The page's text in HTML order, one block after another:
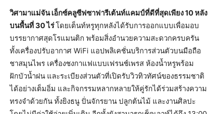
วิศามาแม่จัน เอ็กซ์คลูซีฟซาฟารีเต้นท์แคมป์ที่ดีที่สุดเพียง 10 หลัง
บนพื้นที่ 30 ไร่โดยเต็นท์หรูทุกหลังได้รับการออกแบบเพื่อมอบ
บรรยากาศสุดโรแมนติก พร้อมสิ่งอำนวยความสะดวกครบครัน
ทั้งเครื่องปรับอากาศ WiFi แอปพลิเคชั่นบริการส่วนตัวบนมือถือ
ชาสมุนไพร เครื่องชงกาแฟแบบเฟรนช์เพรส ห้องน้ำหรูพร้อม
ฝักบัวน้ำฝน และระเบียงส่วนตัวที่เปิดรับวิวทิวทัศน์ของธรรมชาติ
ได้อย่างเต็มอิ่ม และกิจกรรมหลากหลายให้คู่รักได้ร่วมสร้างความ
ทรงจำด้วยกัน ทั้งยิงธนู ปั่นจักรยาน ปลูกต้นไม้ และงานศิลปะ